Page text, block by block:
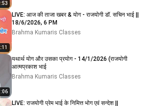
LIVE: आज की ताजा खबर & योग - राजयोगी डॉ. सचिन भाई ||
18/6/2026, 6 PM
Brahma Kumaris Classes
यथार्थ योग और उसका प्रयोग - 14/1/2026 (राजयोगी
आत्मप्रकाश भाई
Brahma Kumaris Classes
LIVE: राजयोगी प्रेम भाई के निमित्त भोग एवं सन्देश ||